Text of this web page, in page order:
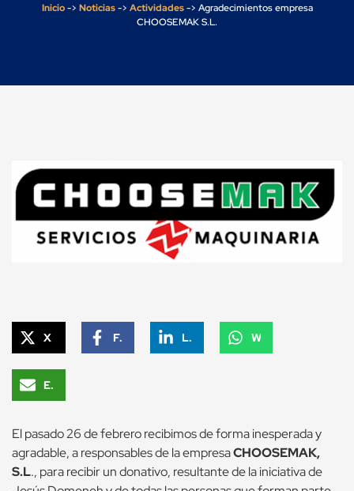
Inicio-> Noticias-> Actividades-> Agradecimientos empresa
CHOOSEMAK S.L.
X Facebook LinkedIn
Email
El pasado 26 de febrero recibimos de forma inesperada y
agradable, a responsables de la empresaCHOOSEMAK,
S.L., para recibir un donativo, resultante de la iniciativa de